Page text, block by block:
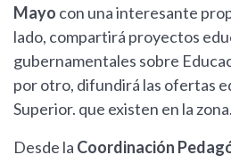
Mayo con una interesante
lado, compartirá proyectos
gubernamentales sobre
por otro, difundirá las ofertas
Superior. que existen en la zona.
Desde la Coordinación